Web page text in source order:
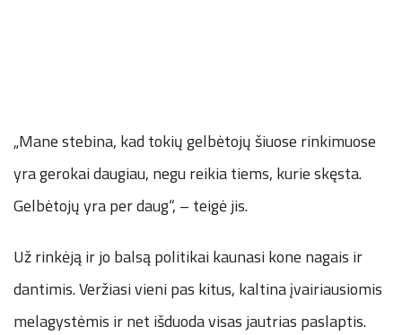
„Mane stebina, kad tokių gelbėtojų šiuose rinkimuose
yra gerokai daugiau, negu reikia tiems, kurie skęsta.
Gelbėtojų yra per daug“, – teigė jis.
Už rinkėją ir jo balsą politikai kaunasi kone nagais ir
dantimis. Veržiasi vieni pas kitus, kaltina įvairiausiomis
melagystėmis ir net išduoda visas jautrias paslaptis.